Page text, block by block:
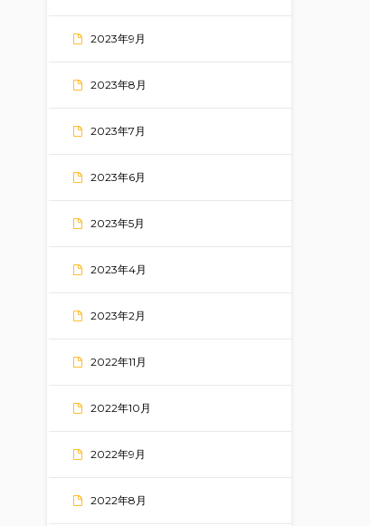
2023年9月
2023年8月
2023年7月
2023年6月
2023年5月
2023年4月
2023年2月
2022年11月
2022年10月
2022年9月
2022年8月